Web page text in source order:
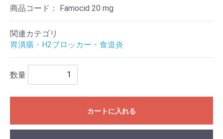
商品コード： Famocid 20 mg
関連カテゴリ
胃潰瘍・H2ブロッカー・食道炎
数量
カートに入れる